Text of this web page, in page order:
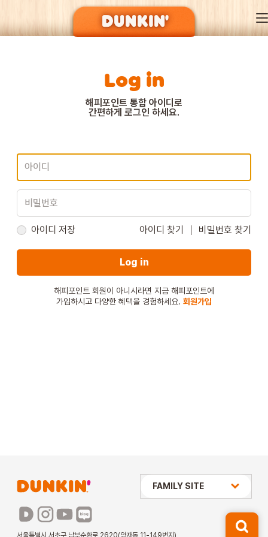
DUNKIN’ OF SEASON
MENU
EVENT
STORE
Log in
해피포인트 통합 아이디로
간편하게 로그인 하세요.
아이디 저장 아이디 찾기 비밀번호 찾기
Log in
해피포인트 회원이 아니시라면 지금 해피포인트에
가입하시고 다양한 혜택을 경험하세요. 회원가입
서울특별시 서초구 남부순환로 2620(양재동 11-149번지)
상미당 HOLDINGS
파리바게뜨
FAMILY SITE